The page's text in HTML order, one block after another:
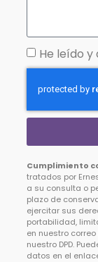
He leído
Cumplimiento
tratados por
a su consulta o
plazo de
ejercitar sus
portabilidad,
en nuestro correo
nuestro DPD.
datos en el